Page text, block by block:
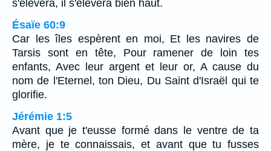
s'élèvera, il s'élèvera bien haut.
Ésaïe 60:9
Car les îles espèrent en moi, Et les navires de
Tarsis sont en tête, Pour ramener de loin tes
enfants, Avec leur argent et leur or, A cause du
nom de l'Eternel, ton Dieu, Du Saint d'Israël qui te
glorifie.
Jérémie 1:5
Avant que je t'eusse formé dans le ventre de ta
mère, je te connaissais, et avant que tu fusses